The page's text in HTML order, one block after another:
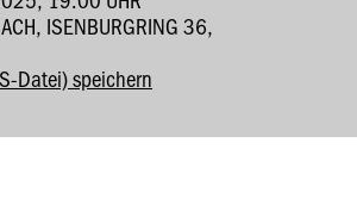
ISENBURGRING 36,
Datei) speichern